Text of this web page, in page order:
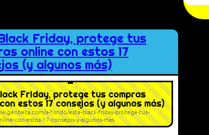
Friday, protege tus
online con estos 17
(y algunos más)
Friday, protege tus compras
estos 17 consejos (y algunos más)
a-fondo/este-black-friday-protege-tus-
con-estos-17-consejos-y-algunos-mas